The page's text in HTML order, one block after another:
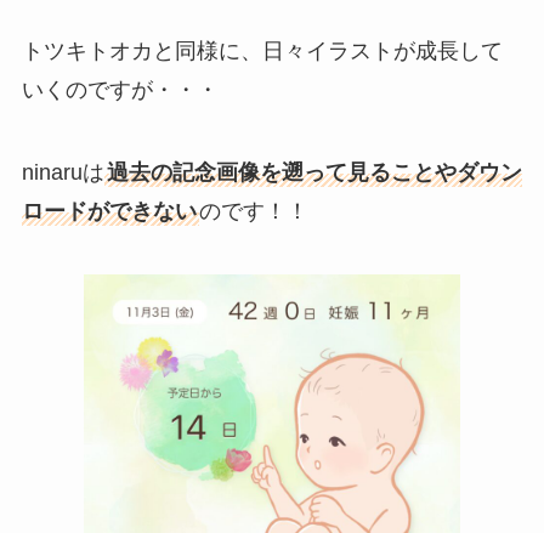
トツキトオカと同様に、日々イラストが成長して
いくのですが・・・
ninaruは過去の記念画像を遡って見ることやダウン
ロードができないのです！！